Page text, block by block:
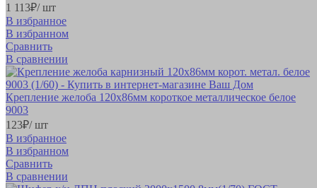
1 113₽/ шт
В избранное
В избранном
Сравнить
В сравнении
Крепление желоба 120х86мм короткое металлическое белое
9003
123₽/ шт
В избранное
В избранном
Сравнить
В сравнении